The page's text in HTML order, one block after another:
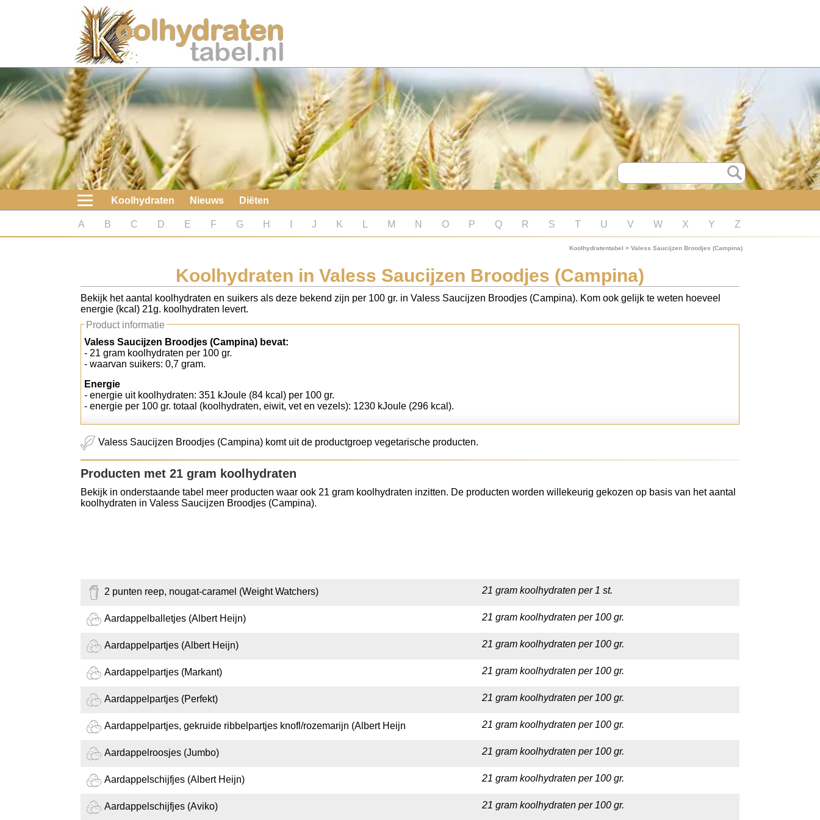
Koolhydraten
Nieuws
Koolhydraatarme diëten
Boeken
koolhydraatarme diëten
Diabetes test
Koolhydraten tellen
Koolhydraten Nieuws Diëten
A B C D E F G H J K M N O P Q R S T U V W X Y Z
Koolhydratentabel > Valess Saucijzen Broodjes (Campina)
Koolhydraten in Valess Saucijzen Broodjes (Campina)
Bekijk het aantal koolhydraten en suikers als deze bekend zijn per 100 gr. in Valess Saucijzen Broodjes (Campina). Kom ook gelijk te weten hoeveel
energie (kcal) 21g. koolhydraten levert.
Product informatie
Valess Saucijzen Broodjes (Campina) bevat:
- 21 gram koolhydraten per 100 gr.
- waarvan suikers: 0,7 gram.
Energie
- energie uit koolhydraten: 351 kJoule (84 kcal) per 100 gr.
- energie per 100 gr. totaal (koolhydraten, eiwit, vet en vezels): 1230 kJoule (296 kcal).
Valess Saucijzen Broodjes (Campina) komt uit de productgroep vegetarische producten.
Producten met 21 gram koolhydraten
Bekijk in onderstaande tabel meer producten waar ook 21 gram koolhydraten inzitten. De producten worden willekeurig gekozen op basis van het aantal
koolhydraten in Valess Saucijzen Broodjes (Campina).
2 punten reep, nougat-caramel (Weight Watchers) 21 gram koolhydraten per 1 st.
Aardappelballetjes (Albert Heijn) 21 gram koolhydraten per 100 gr.
Aardappelpartjes (Albert Heijn) 21 gram koolhydraten per 100 gr.
Aardappelpartjes (Markant) 21 gram koolhydraten per 100 gr.
Aardappelpartjes (Perfekt) 21 gram koolhydraten per 100 gr.
Aardappelpartjes, gekruide ribbelpartjes knofl/rozemarijn (Albert Heijn 21 gram koolhydraten per 100 gr.
Aardappelroosjes (Jumbo) 21 gram koolhydraten per 100 gr.
Aardappelschijfjes (Albert Heijn) 21 gram koolhydraten per 100 gr.
Aardappelschijfjes (Aviko) 21 gram koolhydraten per 100 gr.